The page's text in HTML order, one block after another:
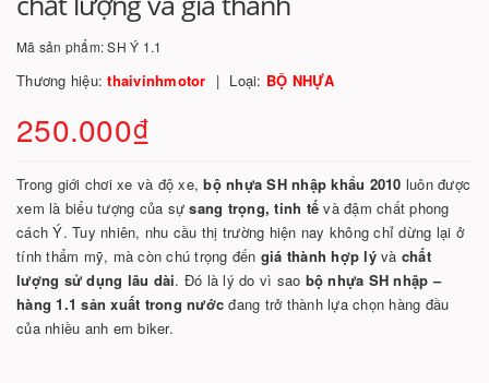
Mã sản phẩm:SH Ý 1.1
Thương hiệu:thaivinhmotor Loại: BỘ NHỰA
250.000₫
Trong giới chơi xe và độ xe,bộ nhựa SH nhập khẩu 2010 luôn được
xem là biểu tượng của sựsang trọng, tinh tế và đậm chất phong
cách Ý. Tuy nhiên, nhu cầu thị trường hiện nay không chỉ dừng lại ở
tính thẩm mỹ, mà còn chú trọng đến giá thành hợp lývà chất
lượng sử dụng lâu dài. Đó là lý do vì sao bộ nhựa SH nhập –
hàng 1.1 sản xuất trong nước đang trở thành lựa chọn hàng đầu
của nhiều anh em biker.